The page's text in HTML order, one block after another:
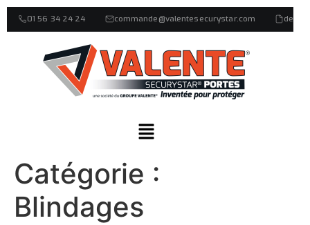
01 56 34 24 24 commande@valentesecurystar.com
Catégorie :
Blindages